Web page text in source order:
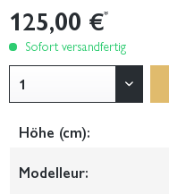
125,00 €*
Sofort versandfertig
Höhe (cm):
Modelleur: